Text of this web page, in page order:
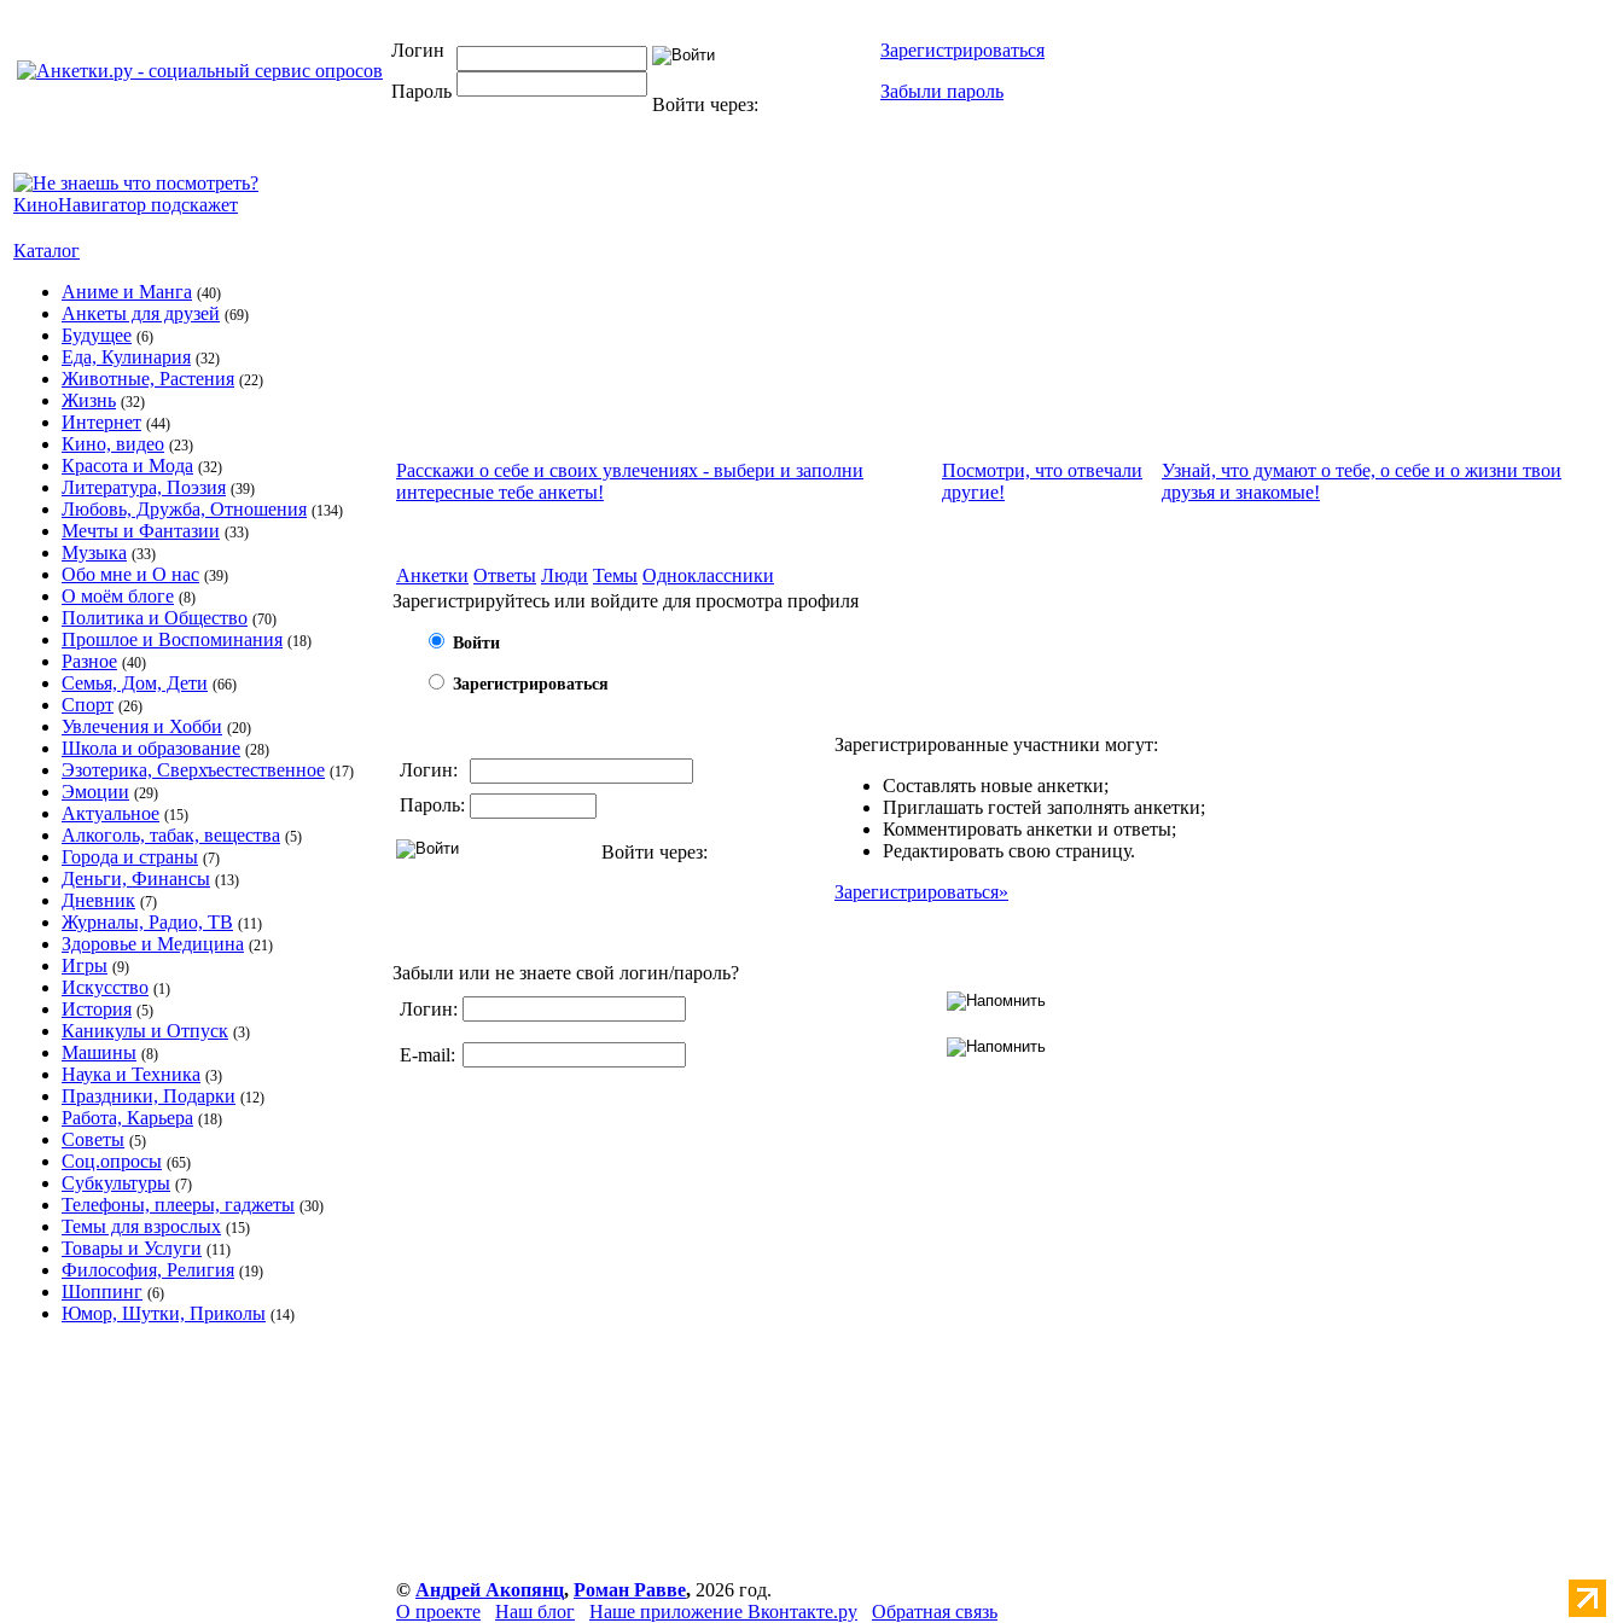
Логин
Пароль
Войти через:
Зарегистрироваться
Забыли пароль
Каталог
Аниме и Манга (40)
Анкеты для друзей (69)
Будущее (6)
Еда, Кулинария (32)
Животные, Растения (22)
Жизнь (32)
Интернет (44)
Кино, видео (23)
Красота и Мода (32)
Литература, Поэзия (39)
Любовь, Дружба, Отношения (134)
Мечты и Фантазии (33)
Музыка (33)
Обо мне и О нас (39)
О моём блоге (8)
Политика и Общество (70)
Прошлое и Воспоминания (18)
Разное (40)
Семья, Дом, Дети (66)
Спорт (26)
Увлечения и Хобби (20)
Школа и образование (28)
Эзотерика, Сверхъестественное (17)
Эмоции (29)
Актуальное (15)
Алкоголь, табак, вещества (5)
Города и страны (7)
Деньги, Финансы (13)
Дневник (7)
Журналы, Радио, ТВ (11)
Здоровье и Медицина (21)
Игры (9)
Искусство (1)
История (5)
Каникулы и Отпуск (3)
Машины (8)
Наука и Техника (3)
Праздники, Подарки (12)
Работа, Карьера (18)
Советы (5)
Соц.опросы (65)
Субкультуры (7)
Телефоны, плееры, гаджеты (30)
Темы для взрослых (15)
Товары и Услуги (11)
Философия, Религия (19)
Шоппинг (6)
Юмор, Шутки, Приколы (14)
Расскажи о себе и своих увлечениях - выбери и заполни
интересные тебе анкеты!
Посмотри, что отвeчали
другие!
Узнай, что думают о тебе, о себе и о жизни твои
друзья и знакомые!
Анкетки Ответы Люди Темы Одноклассники
Зарегистрируйтесь или войдите для просмотра профиля
Войти
Зарегистрироваться
Логин:
Пароль:
Войти через:
Зарегистрированные участники могут:
Составлять новые анкетки;
Приглашать гостей заполнять анкетки;
Комментировать анкетки и ответы;
Редактировать свою страницу.
Зарегистрироваться»
Забыли или не знаете свой логин/пароль?
Логин:
E-mail:
© Андрей Акопянц, Роман Равве, 2026 год.
О проекте
Наш блог Наше приложение Вконтакте.ру Обратная связь